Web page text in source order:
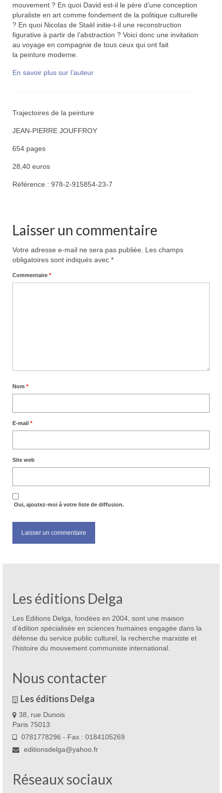
mouvement ? En quoi David est-il le père d’une conception
pluraliste en art comme fondement de la politique culturelle
? En quoi Nicolas de Staël initie-t-il une reconstruction
figurative à partir de l’abstraction ? Voici donc une invitation
au voyage en compagnie de tous ceux qui ont fait
la peinture moderne.
En savoir plus sur l’auteur
Trajectoires de la peinture
JEAN-PIERRE JOUFFROY
654 pages
28,40 euros
Référence : 978-2-915854-23-7
Laisser un commentaire
Votre adresse e-mail ne sera pas publiée.
Les champs
obligatoires sont indiqués avec *
Commentaire *
Nom *
E-mail *
Site web
Oui, ajoutez-moi à votre liste de diffusion.
Les éditions Delga
Les Editions Delga, fondées en 2004, sont une maison
d’édition spécialisée en sciences humaines engagée dans la
défense du service public culturel, la recherche marxiste et
l’histoire du mouvement communiste international.
Nous contacter
Les éditions Delga
38, rue Dunois
Paris 75013
0781778296 - Fax : 0184105269
editionsdelga@yahoo.fr
Réseaux sociaux